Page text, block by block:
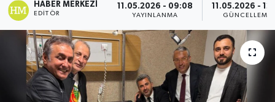
HABER MERKEZI
EDITÖR
11.05.2026 - 09:08
YAYINLANMA
11.05.2026 -
GÜNCELLEME
Haber Arşivi